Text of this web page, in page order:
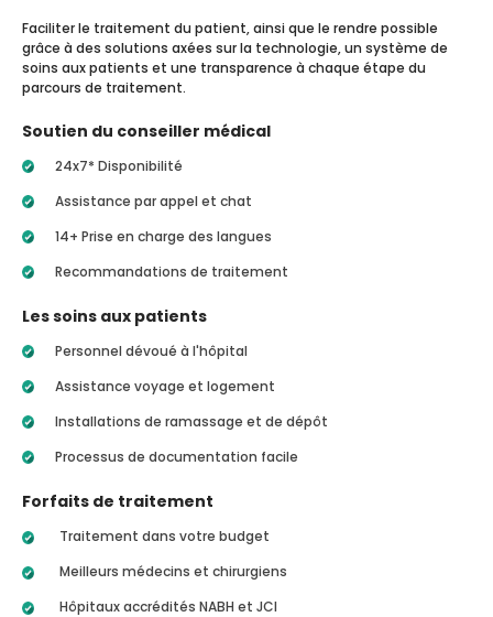
Faciliter le traitement du patient, ainsi que le rendre possible
grâce à des solutions axées sur la technologie, un système de
soins aux patients et une transparence à chaque étape du
parcours de traitement.
Soutien du conseiller médical
24x7* Disponibilité
Assistance par appel et chat
14+ Prise en charge des langues
Recommandations de traitement
Les soins aux patients
Personnel dévoué à l'hôpital
Assistance voyage et logement
Installations de ramassage et de dépôt
Processus de documentation facile
Forfaits de traitement
Traitement dans votre budget
Meilleurs médecins et chirurgiens
Hôpitaux accrédités NABH et JCI